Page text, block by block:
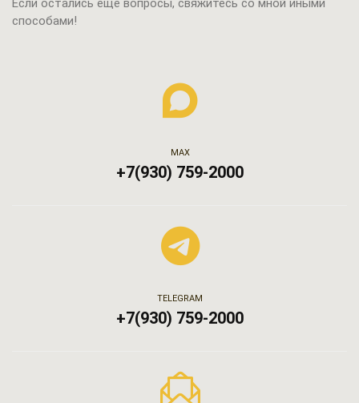
Если остались ещё вопросы, свяжитесь со мной иными
способами!
МАХ
+7(930) 759-2000
TELEGRAM
+7(930) 759-2000